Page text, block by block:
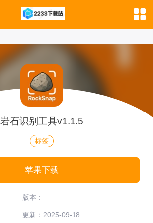
岩石识别工具v1.1.5
标签
苹果下载
版本：
更新：2025-09-18